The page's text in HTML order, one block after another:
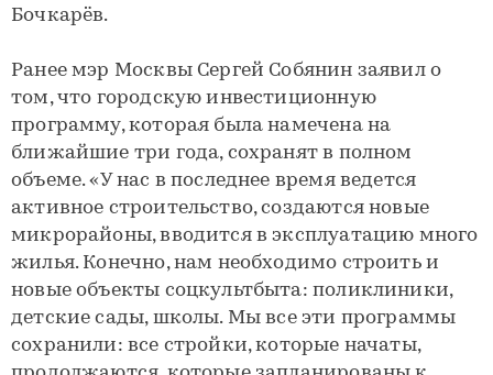
Бочкарёв.
Ранее мэр Москвы Сергей Собянин заявил о
том, что городскую инвестиционную
программу, которая была намечена на
ближайшие три года, сохранят в полном
объеме. «У нас в последнее время ведется
активное строительство, создаются новые
микрорайоны, вводится в эксплуатацию много
жилья. Конечно, нам необходимо строить и
новые объекты соцкультбыта: поликлиники,
детские сады, школы. Мы все эти программы
сохранили: все стройки, которые начаты,